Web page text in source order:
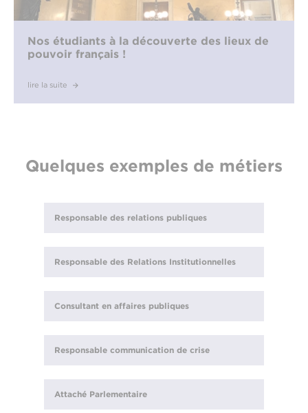
Nos étudiants à la découverte des lieux de
pouvoir français !
lire la suite
Quelques exemples de métiers
Responsable des relations publiques
Responsable des Relations Institutionnelles
Consultant en affaires publiques
Responsable communication de crise
Attaché Parlementaire